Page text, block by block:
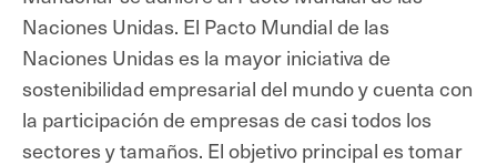
Naciones Unidas. El Pacto Mundial de las
Naciones Unidas es la mayor iniciativa de
sostenibilidad empresarial del mundo y cuenta con
la participación de empresas de casi todos los
sectores y tamaños. El objetivo principal es tomar